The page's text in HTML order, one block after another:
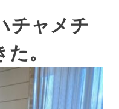
チャメチ
。